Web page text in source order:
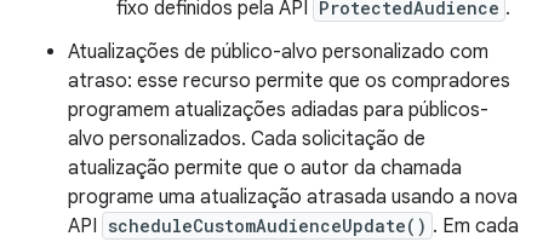
fixo definidos pela API ProtectedAudience .
Atualizações de público-alvo personalizado com
atraso: esse recurso permite que os compradores
programem atualizações adiadas para públicos-
alvo personalizados. Cada solicitação de
atualização permite que o autor da chamada
programe uma atualização atrasada usando a nova
API scheduleCustomAudienceUpdate() . Em cada